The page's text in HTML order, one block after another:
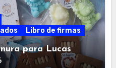
Libro de firmas
para Lucas